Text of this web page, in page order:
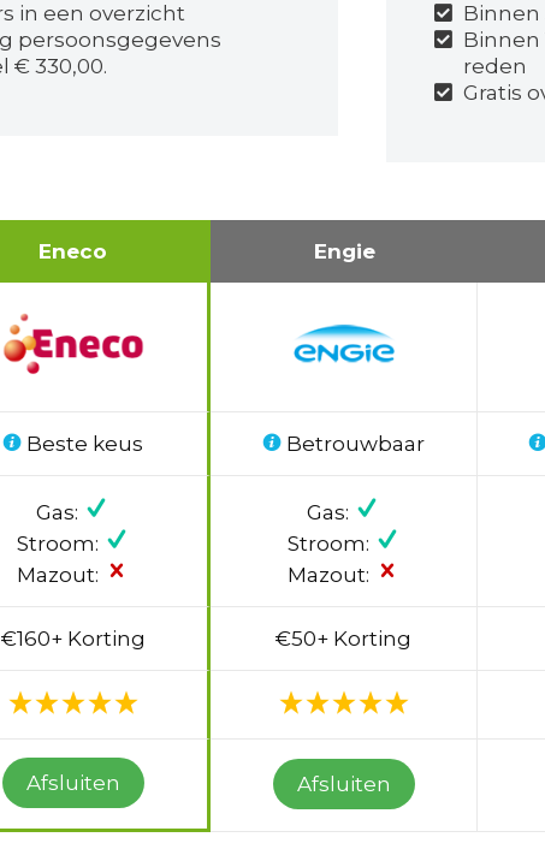
in een overzicht
persoonsgegevens
€ 330,00.
Binnen
reden
Gratis
Eneco Engie
Beste keus Betrouwbaar
Gas:
Stroom:
Mazout:
Gas:
Stroom:
Mazout:
€160+ Korting €50+ Korting
Afsluiten Afsluiten